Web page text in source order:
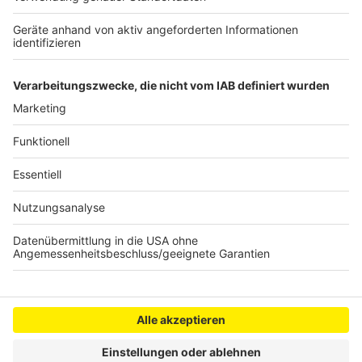
so lustig wie immer.
Anzeige
Anzeige